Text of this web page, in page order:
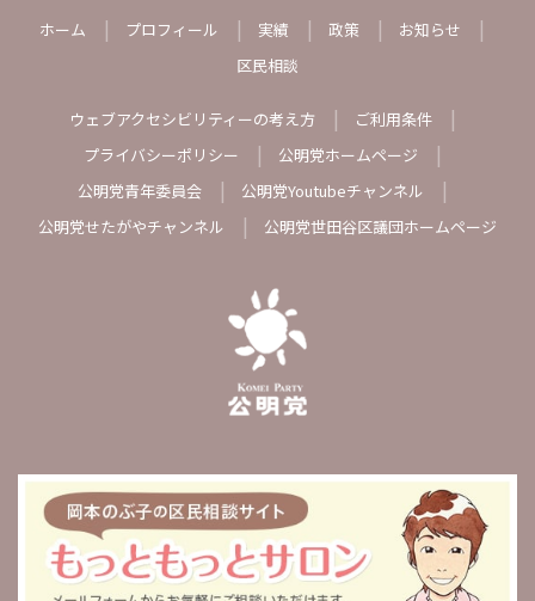
ホーム プロフィール 実績 政策
お知らせ
区民相談
ウェブアクセシビリティーの考え方
ご利用条件
プライバシーポリシー
公明党ホームページ
公明党青年委員会
公明党Youtubeチャンネル
公明党せたがやチャンネル
公明党世田谷区議団ホームページ